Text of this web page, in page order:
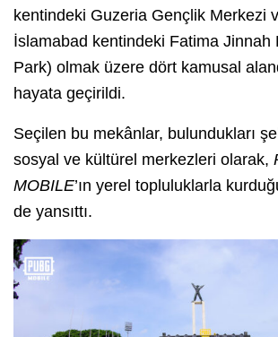
kentindeki Guzeria Gençlik Merkezi
İslamabad kentindeki Fatima Jinnah
Park) olmak üzere dört kamusal
hayata geçirildi.
Seçilen bu mekânlar, bulundukları
sosyal ve kültürel merkezleri olarak,
MOBILE’ın yerel topluluklarla
de yansıttı.